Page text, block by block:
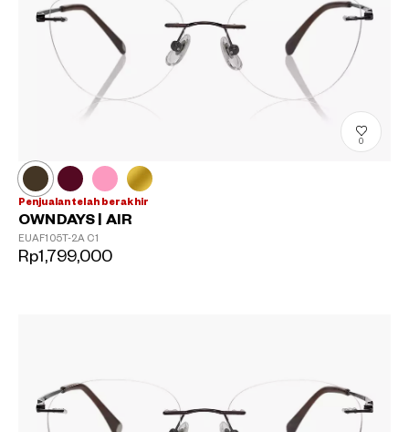
0
Penjualan telah berakhir
OWNDAYS | AIR
EUAF105T-2A C1
Rp1,799,000